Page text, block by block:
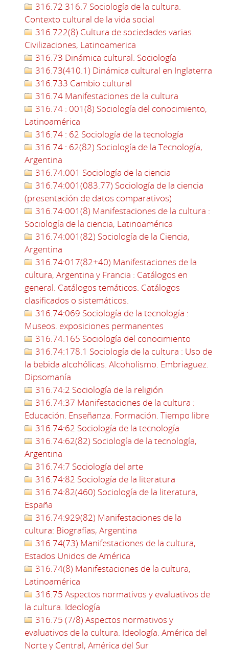
316.72 316.7 Sociología de la cultura.
Contexto cultural de la vida social
316.722(8) Cultura de sociedades varias.
Civilizaciones, Latinoamerica
316.73 Dinámica cultural. Sociología
316.73(410.1) Dinámica cultural en Inglaterra
316.733 Cambio cultural
316.74 Manifestaciones de la cultura
316.74 : 001(8) Sociología del conocimiento,
Latinoamérica
316.74 : 62 Sociología de la tecnología
316.74 : 62(82) Sociología de la Tecnología,
Argentina
316.74:001 Sociología de la ciencia
316.74:001(083.77) Sociología de la ciencia
(presentación de datos comparativos)
316.74:001(8) Manifestaciones de la cultura :
Sociología de la ciencia, Latinoamérica
316.74:001(82) Sociología de la Ciencia,
Argentina
316.74:017(82+40) Manifestaciones de la
cultura, Argentina y Francia : Catálogos en
general. Catálogos temáticos. Catálogos
clasificados o sistemáticos.
316.74:069 Sociología de la tecnología :
Museos. exposiciones permanentes
316.74:165 Sociología del conocimiento
316.74:178.1 Sociología de la cultura : Uso de
la bebida alcohólicas. Alcoholismo. Embriaguez.
Dipsomanía
316.74:2 Sociología de la religión
316.74:37 Manifestaciones de la cultura :
Educación. Enseñanza. Formación. Tiempo libre
316.74:62 Sociología de la tecnología
316.74:62(82) Sociología de la tecnología,
Argentina
316.74:7 Sociología del arte
316.74:82 Sociología de la literatura
316.74:82(460) Sociología de la literatura,
España
316.74:929(82) Manifestaciones de la
cultura: Biografías, Argentina
316.74(73) Manifestaciones de la cultura,
Estados Unidos de América
316.74(8) Manifestaciones de la cultura,
Latinoamérica
316.75 Aspectos normativos y evaluativos de
la cultura. Ideología
316.75 (7/8) Aspectos normativos y
evaluativos de la cultura. Ideología. América del
Norte y Central, América del Sur